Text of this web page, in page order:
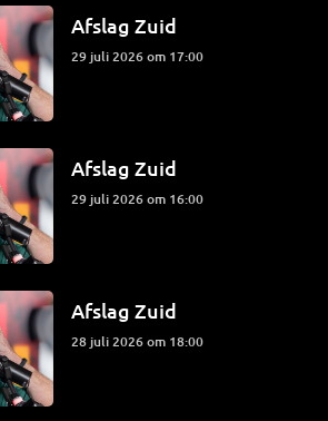
Afslag Zuid
29 juli 2026 om 17:00
Afslag Zuid
29 juli 2026 om 16:00
Afslag Zuid
28 juli 2026 om 18:00